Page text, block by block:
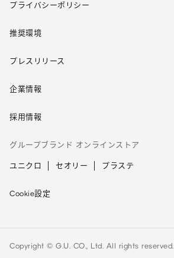
プライバシーポリシー
推奨環境
プレスリリース
企業情報
採用情報
グループブランド オンラインストア
ユニクロ セオリー プラステ
Cookie設定
Copyright © G.U. CO., Ltd. All rights reserved.